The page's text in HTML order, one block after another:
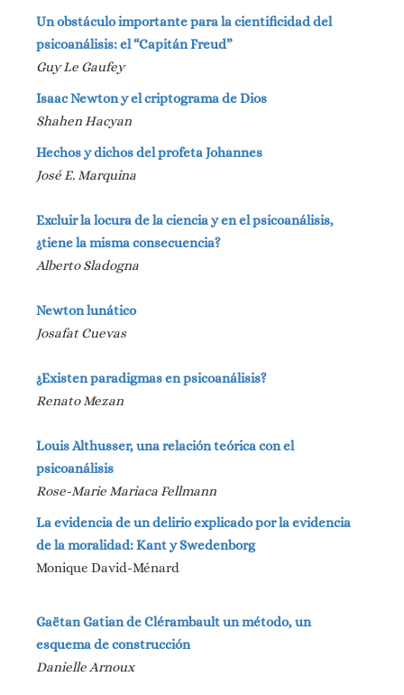
Un obstáculo importante para la cientificidad del
psicoanálisis: el “Capitán Freud”
Guy Le Gaufey
Isaac Newton y el criptograma de Dios
Shahen Hacyan
Hechos y dichos del profeta Johannes
José E. Marquina
Excluir la locura de la ciencia y en el psicoanálisis,
¿tiene la misma consecuencia?
Alberto Sladogna
Newton lunático
Josafat Cuevas
¿Existen paradigmas en psicoanálisis?
Renato Mezan
Louis Althusser, una relación teórica con el
psicoanálisis
Rose-Marie Mariaca Fellmann
La evidencia de un delirio explicado por la evidencia
de la moralidad: Kant y Swedenborg
Monique David-Ménard
Gaëtan Gatian de Clérambault un método, un
esquema de construcción
Danielle Arnoux